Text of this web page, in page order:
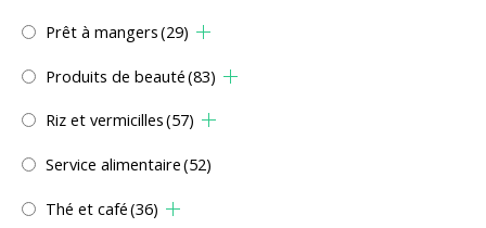
Prêt à mangers(29)
Produits de beauté(83)
Riz et vermicilles(57)
Service alimentaire(52)
Thé et café(36)